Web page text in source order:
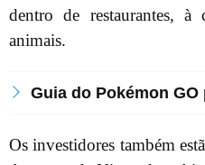
dentro de restaurantes,
animais.
Guia do Pokémon
Os investidores também